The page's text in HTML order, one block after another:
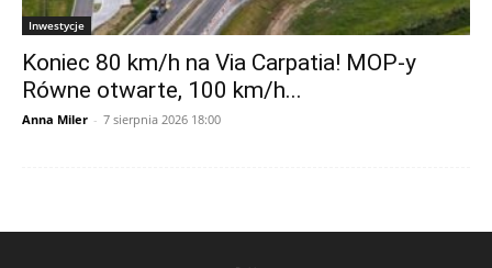
Inwestycje
Koniec 80 km/h na Via Carpatia! MOP-y
Równe otwarte, 100 km/h...
Anna Miler - 7 sierpnia 2026 18:00